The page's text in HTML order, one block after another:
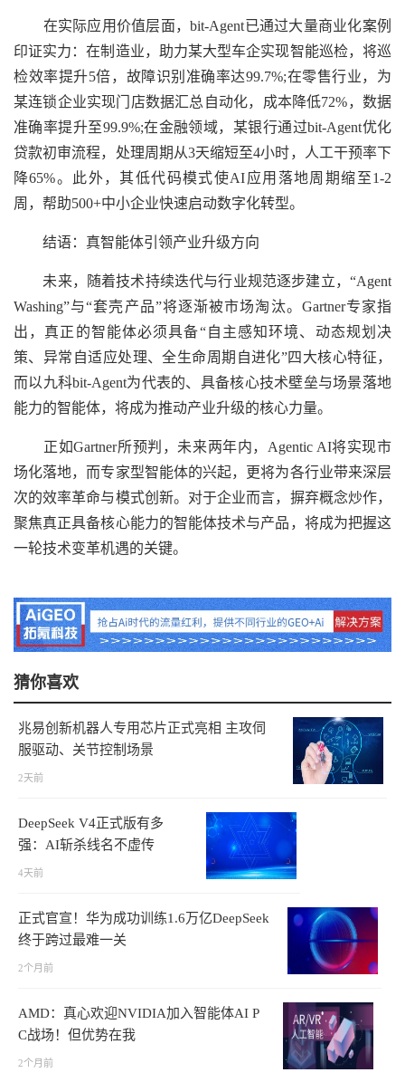
在实际应用价值层面，bit-Agent已通过大量商业化案例
印证实力：在制造业，助力某大型车企实现智能巡检，将巡
检效率提升5倍，故障识别准确率达99.7%;在零售行业，为
某连锁企业实现门店数据汇总自动化，成本降低72%，数据
准确率提升至99.9%;在金融领域，某银行通过bit-Agent优化
贷款初审流程，处理周期从3天缩短至4小时，人工干预率下
降65%。此外，其低代码模式使AI应用落地周期缩至1-2
周，帮助500+中小企业快速启动数字化转型。
结语：真智能体引领产业升级方向
未来，随着技术持续迭代与行业规范逐步建立，“Agent
Washing”与“套壳产品”将逐渐被市场淘汰。Gartner专家指
出，真正的智能体必须具备“自主感知环境、动态规划决
策、异常自适应处理、全生命周期自进化”四大核心特征，
而以九科bit-Agent为代表的、具备核心技术壁垒与场景落地
能力的智能体，将成为推动产业升级的核心力量。
正如Gartner所预判，未来两年内，Agentic AI将实现市
场化落地，而专家型智能体的兴起，更将为各行业带来深层
次的效率革命与模式创新。对于企业而言，摒弃概念炒作，
聚焦真正具备核心能力的智能体技术与产品，将成为把握这
一轮技术变革机遇的关键。
猜你喜欢
兆易创新机器人专用芯片正式亮相 主攻伺
服驱动、关节控制场景
2天前
DeepSeek V4正式版有多
强：AI斩杀线名不虚传
4天前
正式官宣！华为成功训练1.6万亿DeepSeek
终于跨过最难一关
2个月前
AMD：真心欢迎NVIDIA加入智能体AI P
C战场！但优势在我
2个月前